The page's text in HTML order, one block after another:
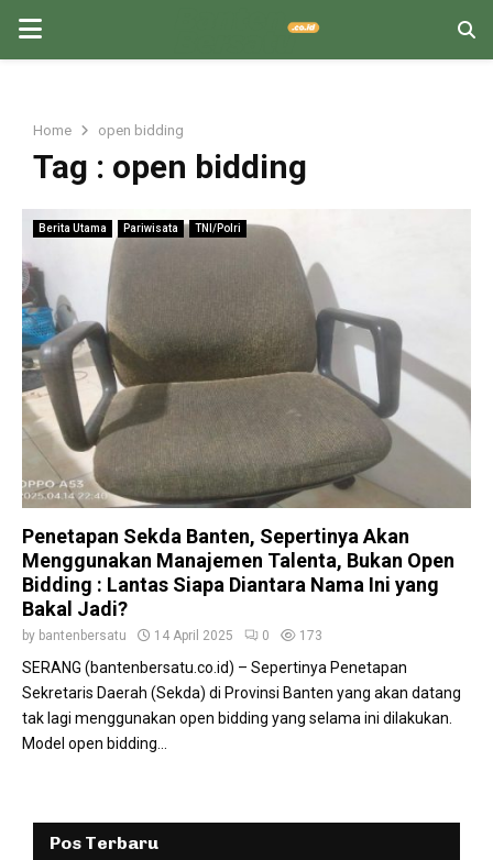
PRIMARY
Home open bidding
Tag : open bidding
Berita Utama Pariwisata TNI/Polri
Penetapan Sekda Banten, Sepertinya Akan
Menggunakan Manajemen Talenta, Bukan Open
Bidding : Lantas Siapa Diantara Nama Ini yang
Bakal Jadi?
by bantenbersatu 14 April 2025 0 173
SERANG (bantenbersatu.co.id) – Sepertinya Penetapan
Sekretaris Daerah (Sekda) di Provinsi Banten yang akan datang
tak lagi menggunakan open bidding yang selama ini dilakukan.
Model open bidding...
Pos Terbaru